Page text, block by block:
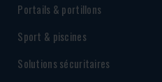
Portails & portillons
Sport & piscines
Solutions sécuritaires